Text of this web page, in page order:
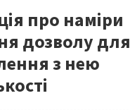
про наміри
дозволу для
з нею